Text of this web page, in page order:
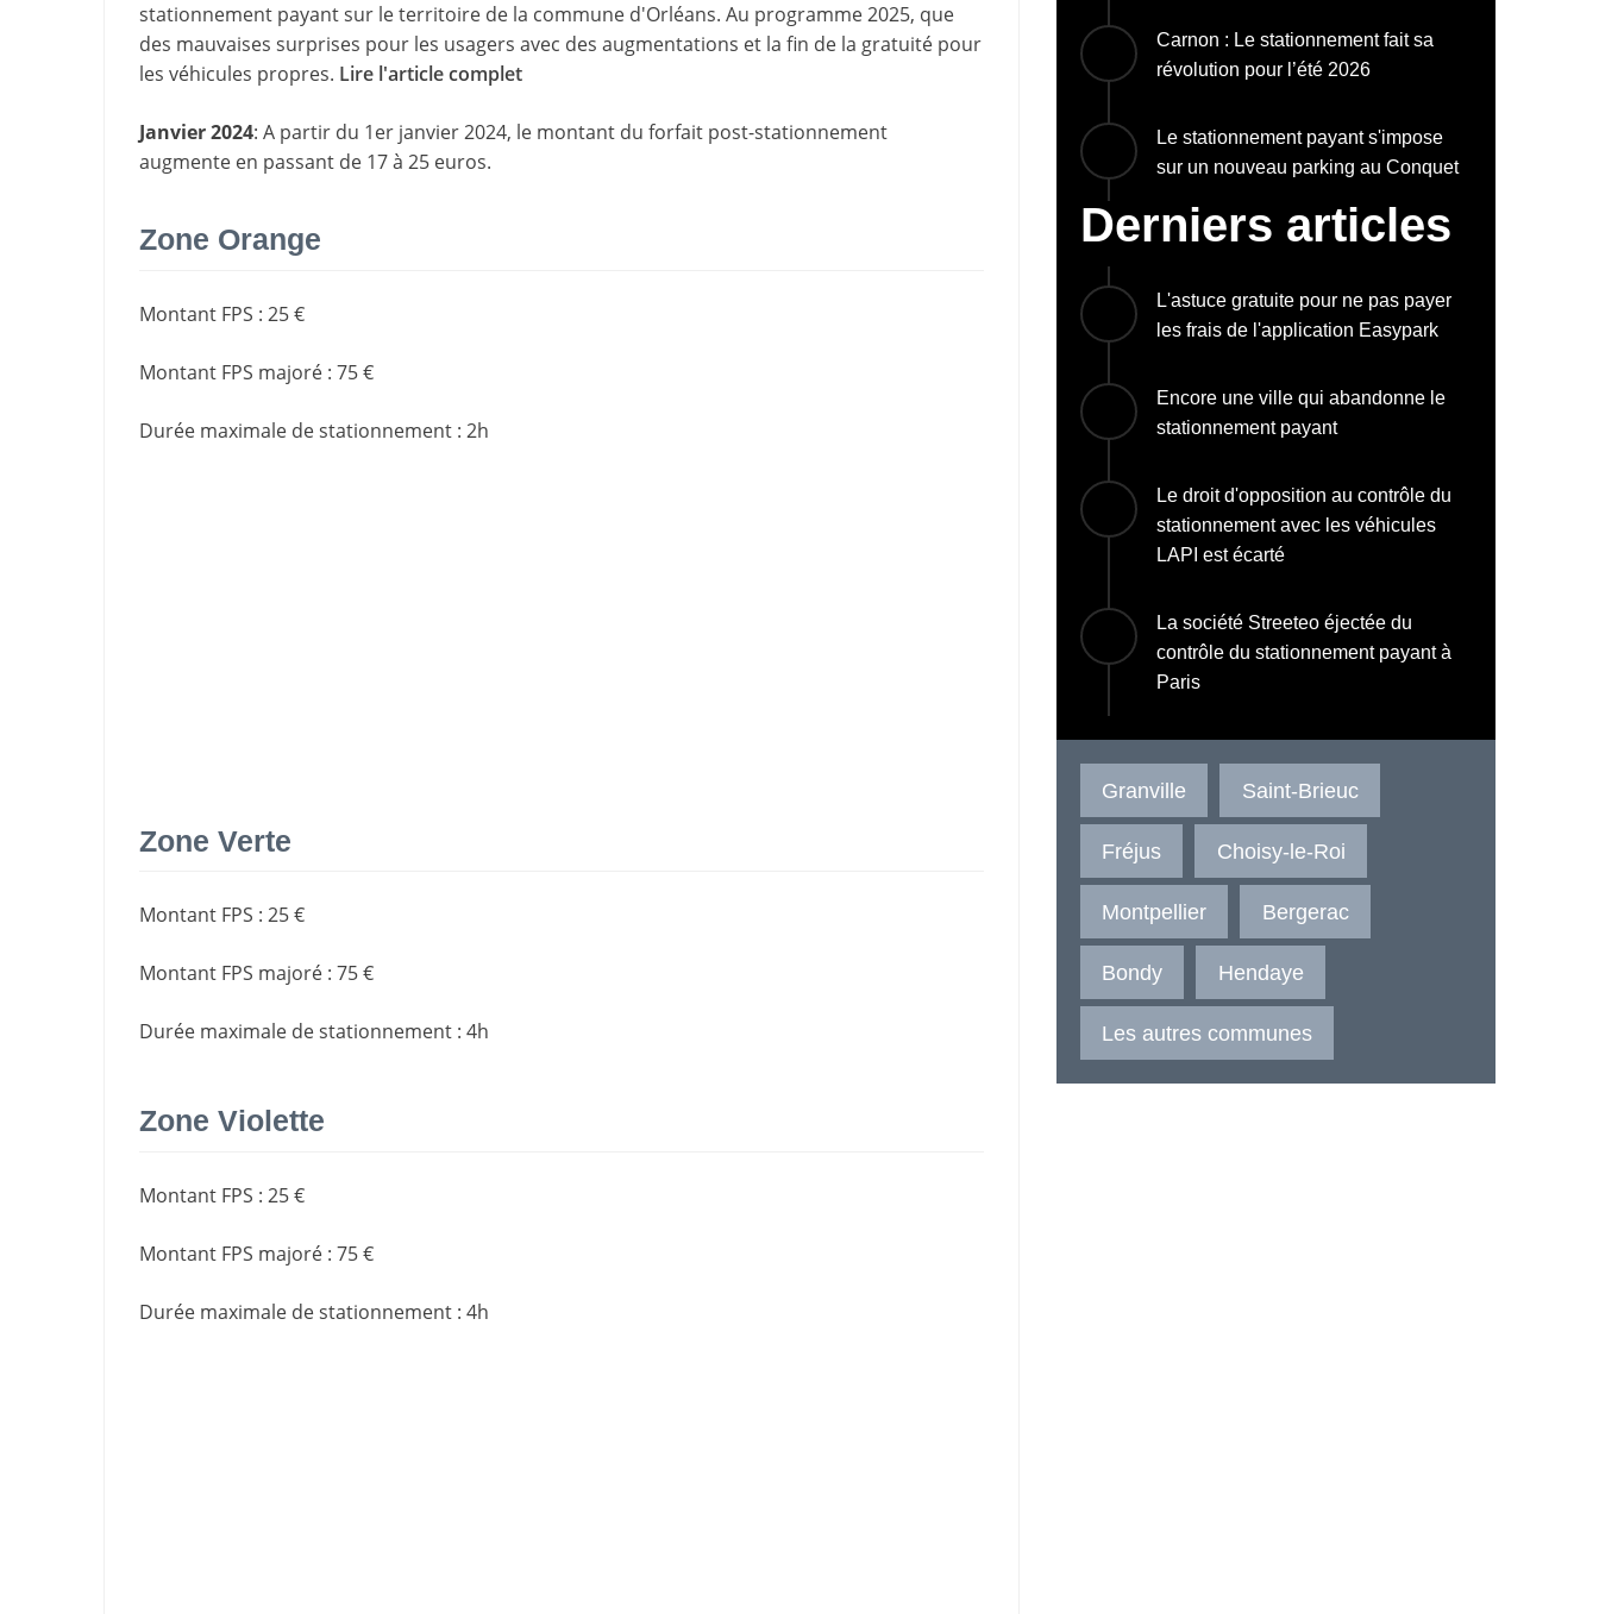
stationnement payant sur le territoire de la commune d'Orléans. Au programme 2025, que
des mauvaises surprises pour les usagers avec des augmentations et la fin de la gratuité pour
les véhicules propres. Lire l'article complet
Janvier 2024: A partir du 1er janvier 2024, le montant du forfait post-stationnement
augmente en passant de 17 à 25 euros.
Zone Orange
Montant FPS : 25 €
Montant FPS majoré : 75 €
Durée maximale de stationnement : 2h
Zone Verte
Montant FPS : 25 €
Montant FPS majoré : 75 €
Durée maximale de stationnement : 4h
Zone Violette
Montant FPS : 25 €
Montant FPS majoré : 75 €
Durée maximale de stationnement : 4h
Carnon : Le stationnement fait sa
révolution pour l’été 2026
Le stationnement payant s'impose
sur un nouveau parking au Conquet
Derniers articles
L'astuce gratuite pour ne pas payer
les frais de l'application Easypark
Encore une ville qui abandonne le
stationnement payant
Le droit d'opposition au contrôle du
stationnement avec les véhicules
LAPI est écarté
La société Streeteo éjectée du
contrôle du stationnement payant à
Paris
Granville Saint-Brieuc
Fréjus Choisy-le-Roi
Montpellier Bergerac
Bondy Hendaye
Les autres communes